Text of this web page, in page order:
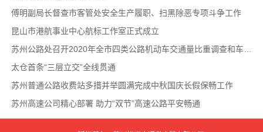
傅明副局长督查市客管处安全生产履职、扫黑除恶专项斗争工作
昆山市港航事业中心航标工作室正式成立
苏州公路处召开2020年全市四类公路机动车交通量比重调查和车速调查布置会
太仓首条“三层立交”全线贯通
苏州普通公路收费站多措并举圆满完成中秋国庆长假保畅工作
苏州高速公司精心部署 助力“双节”高速公路平安畅通